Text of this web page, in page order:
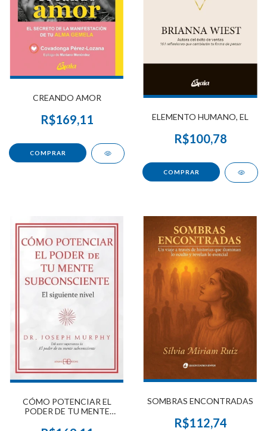
CREANDO AMOR
R$169,11 ELEMENTO HUMANO, EL
R$100,78
CÓMO POTENCIAR EL
PODER DE TU MENTE
SOMBRAS ENCONTRADAS
R$112,74